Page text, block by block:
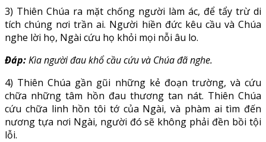
3) Thiên Chúa ra mặt chống người làm ác, để tẩy trừ di
tích chúng nơi trần ai. Người hiền đức kêu cầu và Chúa
nghe lời họ, Ngài cứu họ khỏi mọi nỗi âu lo.
Ðáp:Kìa người đau khổ cầu cứu và Chúa đã nghe.
4) Thiên Chúa gần gũi những kẻ đoạn trường, và cứu
chữa những tâm hồn đau thương tan nát. Thiên Chúa
cứu chữa linh hồn tôi tớ của Ngài, và phàm ai tìm đến
nương tựa nơi Ngài, người đó sẽ không phải đền bồi tội
lỗi.